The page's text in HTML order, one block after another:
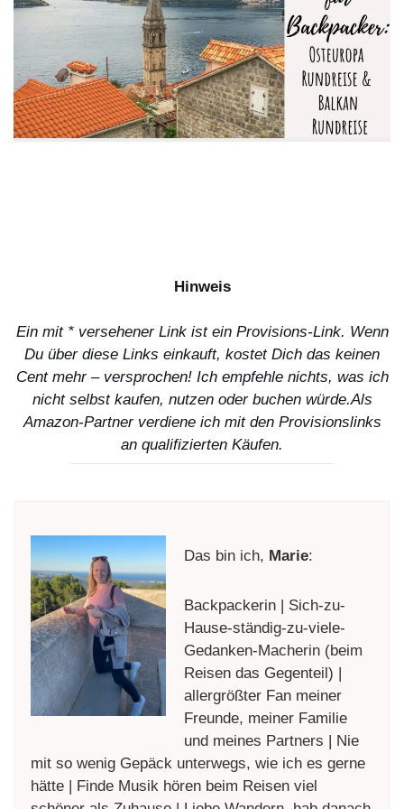
Hinweis
Ein mit * versehener Link ist ein Provisions-Link. Wenn
Du über diese Links einkauft, kostet Dich das keinen
Cent mehr – versprochen! Ich empfehle nichts, was ich
nicht selbst kaufen, nutzen oder buchen würde.Als
Amazon-Partner verdiene ich mit den Provisionslinks
an qualifizierten Käufen.
Das bin ich, Marie:
Backpackerin | Sich-zu-
Hause-ständig-zu-viele-
Gedanken-Macherin (beim
Reisen das Gegenteil) |
allergrößter Fan meiner
Freunde, meiner Familie
und meines Partners | Nie
mit so wenig Gepäck unterwegs, wie ich es gerne
hätte | Finde Musik hören beim Reisen viel